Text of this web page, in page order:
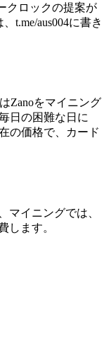
クロックの提案が
t.me/aus004に書き
Zanoをマイニング
日の困難な日に
の価格で、カード
マイニングでは、
します。